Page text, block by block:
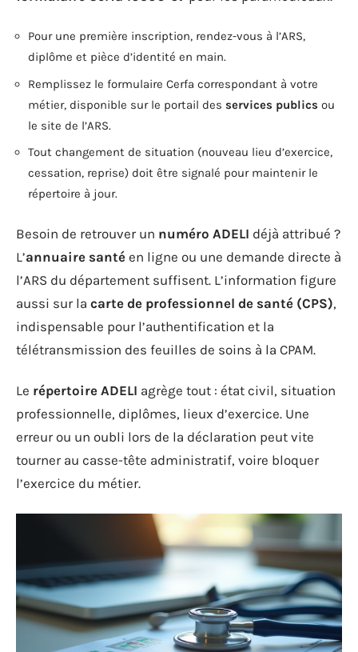
Pour une première inscription, rendez-vous à l’ARS,
diplôme et pièce d’identité en main.
Remplissez le formulaire Cerfa correspondant à votre
métier, disponible sur le portail des services publics ou
le site de l’ARS.
Tout changement de situation (nouveau lieu d’exercice,
cessation, reprise) doit être signalé pour maintenir le
répertoire à jour.
Besoin de retrouver un numéro ADELI déjà attribué ?
L’annuaire santé en ligne ou une demande directe à
l’ARS du département suffisent. L’information figure
aussi sur la carte de professionnel de santé (CPS),
indispensable pour l’authentification et la
télétransmission des feuilles de soins à la CPAM.
Le répertoire ADELI agrège tout : état civil, situation
professionnelle, diplômes, lieux d’exercice. Une
erreur ou un oubli lors de la déclaration peut vite
tourner au casse-tête administratif, voire bloquer
l’exercice du métier.